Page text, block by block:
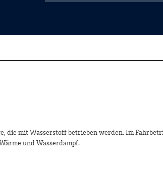
die mit Wasserstoff betrieben werden. Im
und Wasserdampf.